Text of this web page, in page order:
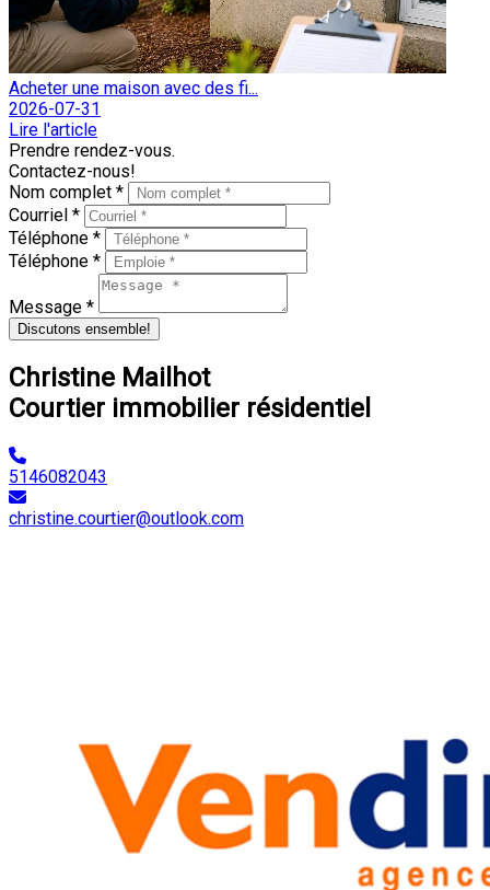
Acheter une maison avec des fi...
2026-07-31
Lire l'article
Prendre rendez-vous.
Contactez-nous!
Nom complet *
Courriel *
Téléphone *
Téléphone *
Message *
Discutons ensemble!
Christine Mailhot
Courtier immobilier résidentiel
5146082043
christine.courtier@outlook.com